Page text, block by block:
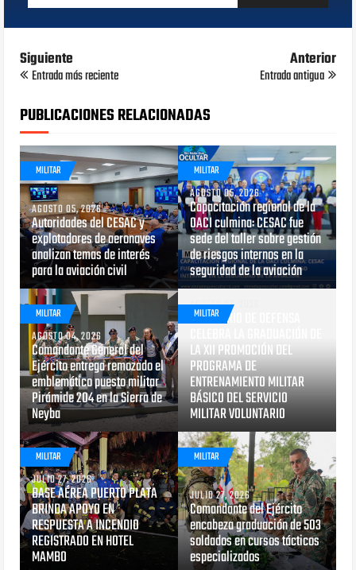
Siguiente
Entrada más reciente
Anterior
Entrada antigua
PUBLICACIONES RELACIONADAS
MILITAR
AGOSTO 05, 2026
Autoridades del CESAC y
explotadores de aeronaves
analizan temas de interés
para la aviación civil
MILITAR
AGOSTO 05, 2026
Capacitación regional de la
OACI culmina: CESAC fue
sede del taller sobre gestión
de riesgos internos en la
seguridad de la aviación
MILITAR
AGOSTO 04, 2026
Comandante General del
Ejército entrega remozado el
emblemático puesto militar
Pirámide 204 en la Sierra de
Neyba
MILITAR
AGOSTO 03, 2026
MINISTERIO DE DEFENSA
LA XII PROMOCIÓN DEL
PROGRAMA DE
ENTRENAMIENTO MILITAR
BÁSICO DEL SERVICIO
MILITAR VOLUNTARIO
MILITAR
JULIO 27, 2026
BASE AÉREA PUERTO PLATA
BRINDA APOYO EN
RESPUESTA A INCENDIO
REGISTRADO EN HOTEL
MAMBO
MILITAR
JULIO 27, 2026
Comandante del Ejército
encabeza graduación de 503
soldados en cursos tácticos
especializados